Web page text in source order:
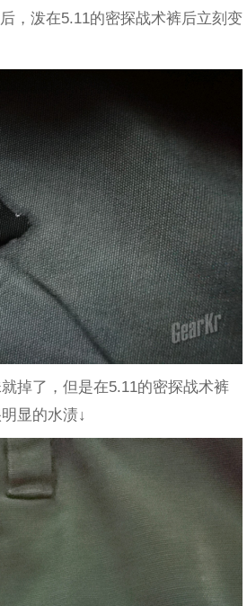
，泼在5.11的密探战术裤后立刻变
掉了，但是在5.11的密探战术裤
显的水渍↓